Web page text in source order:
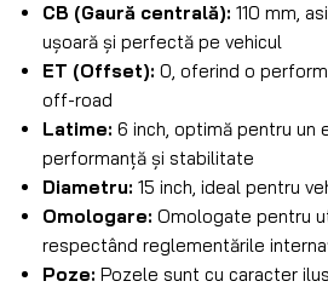
CB (Gaură centrală): 110 mm,
ușoară și perfectă pe vehicul
ET (Offset): 0, oferind o
off-road
Latime: 6 inch, optimă pentru un
performanță și stabilitate
Diametru: 15 inch, ideal pentru
Omologare: Omologate pentru
respectând reglementările
Poze: Pozele sunt cu caracter